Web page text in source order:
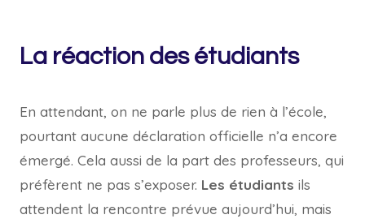
La réaction des étudiants
En attendant, on ne parle plus de rien à l’école,
pourtant aucune déclaration officielle n’a encore
émergé. Cela aussi de la part des professeurs, qui
préfèrent ne pas s’exposer. Les étudiants ils
attendent la rencontre prévue aujourd’hui, mais